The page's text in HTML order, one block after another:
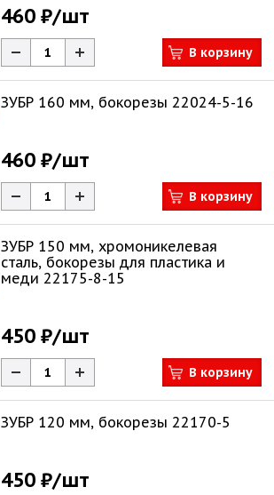
460 ₽/шт
В корзину
ЗУБР 160 мм, бокорезы 22024-5-16
460 ₽/шт
В корзину
ЗУБР 150 мм, хромоникелевая
сталь, бокорезы для пластика и
меди 22175-8-15
450 ₽/шт
В корзину
ЗУБР 120 мм, бокорезы 22170-5
450 ₽/шт